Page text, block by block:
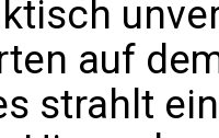
auf
strahlt